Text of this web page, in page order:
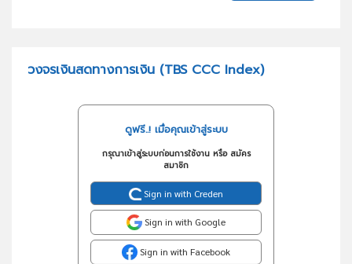
วงจรเงินสดทางการเงิน (TBS CCC Index)
ดูฟรี..! เมื่อคุณเข้าสู่ระบบ
กรุณาเข้าสู่ระบบก่อนการใช้งาน หรือ สมัคร
สมาชิก
Sign in with Creden
Sign in with Google
Sign in with Facebook